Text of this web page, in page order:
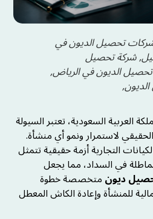
تحصيل الديون في
شركة تحصيل
الديون في الرياض,
العربية السعودية، تعتبر السيولة
لاستمرار ونمو أي منشأة.
التجارية أزمة حقيقية تتمثل
في السداد، مما يجعل
ديونمتخصصة خطوة
للمنشأة وإعادة الكاش المعطل